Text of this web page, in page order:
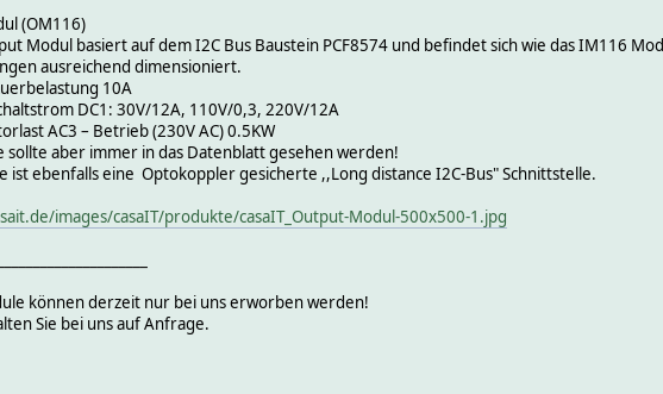
(OM116)
Modul basiert auf dem I2C Bus Baustein PCF8574 und befindet sich wie das IM116
ausreichend dimensioniert.
10A
DC1: 30V/12A, 110V/0,3, 220V/12A
AC3 – Betrieb (230V AC) 0.5KW
sollte aber immer in das Datenblatt gesehen werden!
ist ebenfalls eine Optokoppler gesicherte ,,Long distance I2C-Bus" Schnittstelle.
images/casaIT/produkte/casaIT_Output-Modul-500x500-1.jpg
können derzeit nur bei uns erworben werden!
Sie bei uns auf Anfrage.